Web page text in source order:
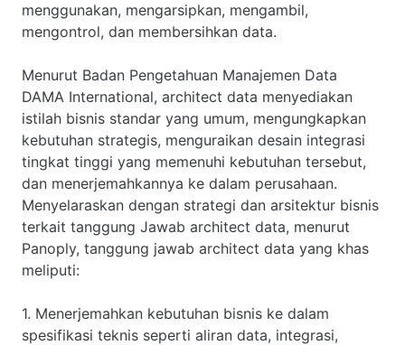
menggunakan, mengarsipkan, mengambil,
mengontrol, dan membersihkan data.
Menurut Badan Pengetahuan Manajemen Data
DAMA International, architect data menyediakan
istilah bisnis standar yang umum, mengungkapkan
kebutuhan strategis, menguraikan desain integrasi
tingkat tinggi yang memenuhi kebutuhan tersebut,
dan menerjemahkannya ke dalam perusahaan.
Menyelaraskan dengan strategi dan arsitektur bisnis
terkait tanggung Jawab architect data, menurut
Panoply, tanggung jawab architect data yang khas
meliputi:
1. Menerjemahkan kebutuhan bisnis ke dalam
spesifikasi teknis seperti aliran data, integrasi,